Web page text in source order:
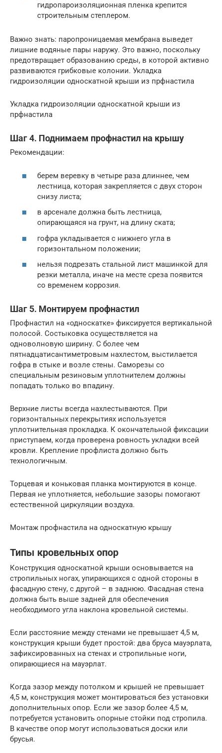
гидропароизоляционная пленка крепится
строительным степлером.
Важно знать: паропроницаемая мембрана выведет
лишние водяные пары наружу. Это важно, поскольку
предотвращает образованию среды, в которой активно
развиваются грибковые колонии. Укладка
гидроизоляции односкатной крыши из прфнастила
Укладка гидроизоляции односкатной крыши из
прфнастила
Шаг 4. Поднимаем профнастил на крышу
Рекомендации:
берем веревку в четыре раза длиннее, чем
лестница, которая закрепляется с двух сторон
снизу листа;
в арсенале должна быть лестница,
опирающаяся на грунт, на длину ската;
гофра укладывается с нижнего угла в
горизонтальном положении;
нельзя подрезать стальной лист машинкой для
резки металла, иначе на месте среза появится
со временем коррозия.
Шаг 5. Монтируем профнастил
Профнастил на «односкатке» фиксируется вертикальной
полосой. Состыковка осуществляется на
одноволновую ширину. С более чем
пятнадцатисантиметровым нахлестом, выстилается
гофра в стыке и возле стены. Саморезы со
специальным резиновым уплотнителем должны
попадать только во впадину.
Верхние листы всегда нахлестываются. При
горизонтальных перекрытиях используется
уплотнительная прокладка. К окончательной фиксации
приступаем, когда проверена ровность укладки всей
кровли. Крепление профлиста должно быть
технологичным.
Торцевая и коньковая планка монтируются в конце.
Первая не уплотняется, небольшие зазоры помогают
естественной циркуляции воздуха.
Монтаж профнастила на односкатную крышу
Типы кровельных опор
Конструкция односкатной крыши основывается на
стропильных ногах, упирающихся с одной стороны в
фасадную стену, с другой – в заднюю. Фасадная стена
должна быть выше задней для обеспечения
необходимого угла наклона кровельной системы.
Если расстояние между стенами не превышает 4,5 м,
конструкция крыши будет простой: два бруса мауэрлата,
зафиксированных на стенах и стропильные ноги,
опирающиеся на мауэрлат.
Когда зазор между потолком и крышей не превышает
4,5 м, конструкция может монтироваться без установки
дополнительных опор. Если же зазор более 4,5 м,
потребуется установить опорные стойки под стропила.
В качестве опор могут использоваться доски или
брусья.